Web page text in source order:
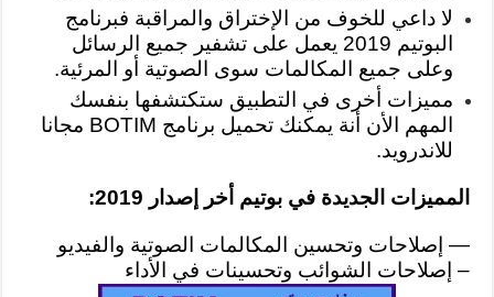
لا داعي للخوف من الإختراق والمراقبة فبرنامج
البوتيم 2019 يعمل على تشفير جميع الرسائل
وعلى جميع المكالمات سوى الصوتية أو المرئية.
مميزات أخرى في التطبيق ستكتشفها بنفسك
المهم الأن أنة يمكنك تحميل برنامج BOTIM مجانا
للاندرويد.
المميزات الجديدة في بوتيم أخر إصدار 2019:
— إصلاحات وتحسين المكالمات الصوتية والفيديو
– إصلاحات الشوائب وتحسينات في الأداء